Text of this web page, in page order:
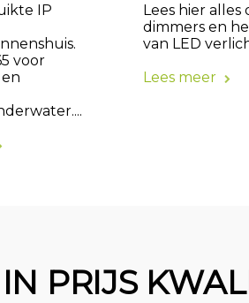
IP
voor
Lees hier alles
dimmers en
van LED
Lees meer
PRIJS